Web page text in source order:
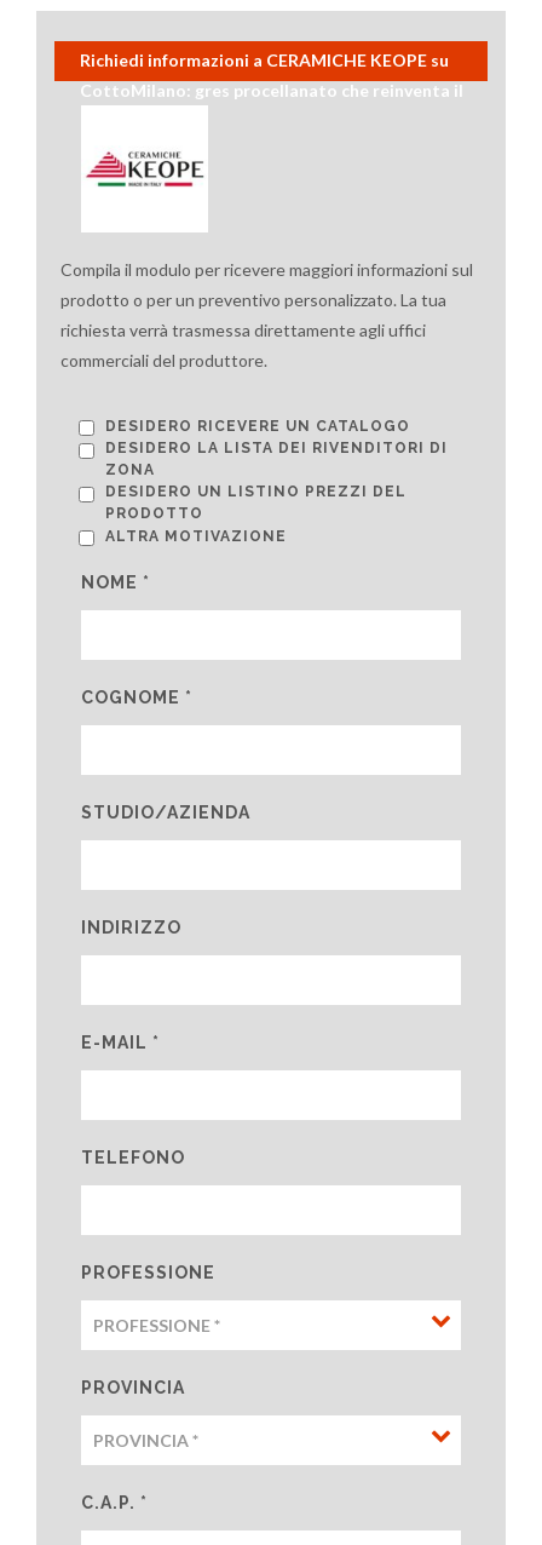
Richiedi informazioni a CERAMICHE KEOPE su
CottoMilano: gres procellanato che reinventa il
Compila il modulo per ricevere maggiori informazioni sul
prodotto o per un preventivo personalizzato. La tua
richiesta verrà trasmessa direttamente agli uffici
commerciali del produttore.
DESIDERO RICEVERE UN CATALOGO
DESIDERO LA LISTA DEI RIVENDITORI DI
ZONA
DESIDERO UN LISTINO PREZZI DEL
PRODOTTO
ALTRA MOTIVAZIONE
NOME *
COGNOME *
STUDIO/AZIENDA
INDIRIZZO
E-MAIL *
TELEFONO
PROFESSIONE
PROVINCIA
C.A.P. *